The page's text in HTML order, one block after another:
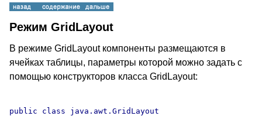
Режим GridLayout
В режиме GridLayout компоненты размещаются в
ячейках таблицы, параметры которой можно задать с
помощью конструкторов класса GridLayout:
public class java.awt.GridLayout